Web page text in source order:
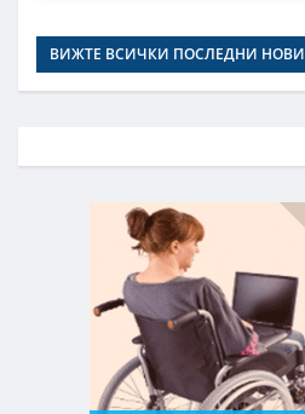
ВИЖТЕ ВСИЧКИ ПОСЛЕДНИ